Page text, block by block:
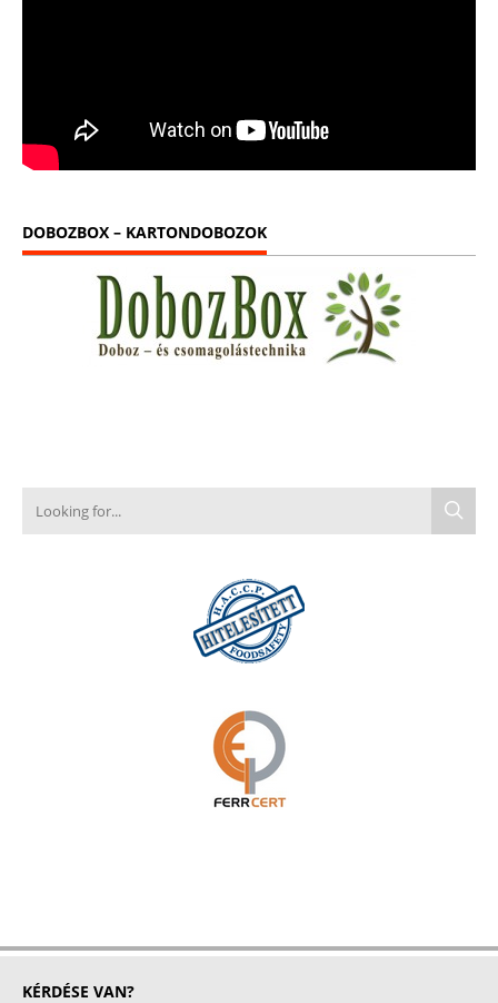
DOBOZBOX – KARTONDOBOZOK
KÉRDÉSE VAN?